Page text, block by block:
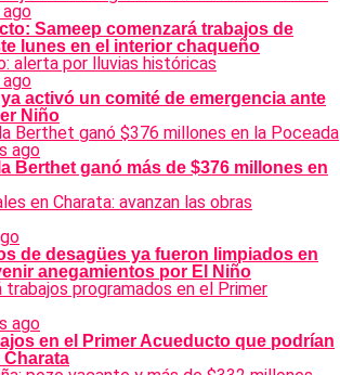
ago
Sameep comenzará trabajos de
lunes en el interior chaqueño
ago
activó un comité de emergencia ante
Niño
ago
Berthet ganó más de $376 millones en
de desagües ya fueron limpiados en
anegamientos por El Niño
ago
en el Primer Acueducto que podrían
Charata